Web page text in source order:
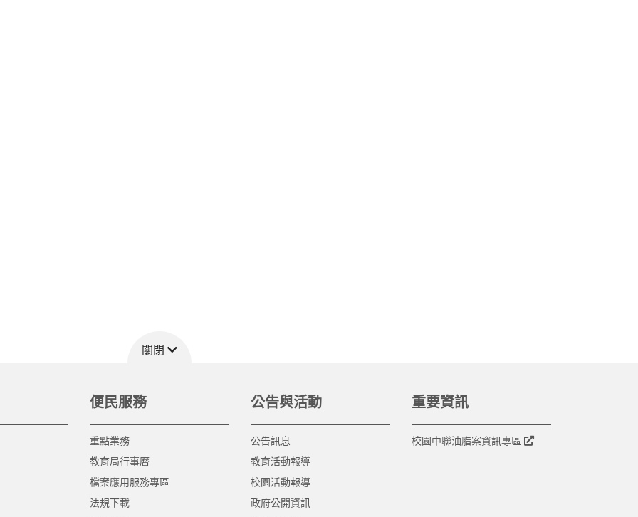
關閉
便民服務
重點業務
教育局行事曆
檔案應用服務專區
法規下載
公告與活動
公告訊息
教育活動報導
校園活動報導
政府公開資訊
重要資訊
校園中聯油脂案資訊專區